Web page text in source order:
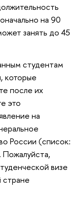
на 90
занять до 45
студентам
которые
после их
это
на
России (список:
Пожалуйста,
визе
стране